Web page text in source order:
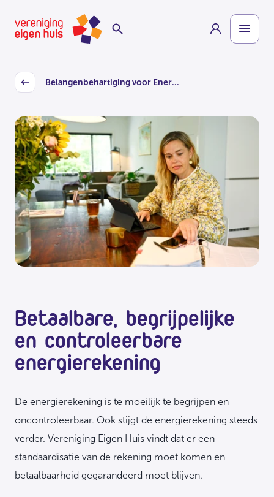
naar
hoofdinhoud
Homepage
Back
Belangenbehartiging voor Ener...
Betaalbare, begrijpelijke
en controleerbare
energierekening
De energierekening is te moeilijk te begrijpen en
oncontroleerbaar. Ook stijgt de energierekening steeds
verder. Vereniging Eigen Huis vindt dat er een
standaardisatie van de rekening moet komen en
betaalbaarheid gegarandeerd moet blijven.